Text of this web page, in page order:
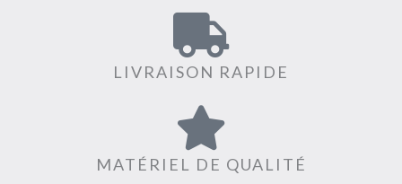
LIVRAISON RAPIDE
MATÉRIEL DE QUALITÉ